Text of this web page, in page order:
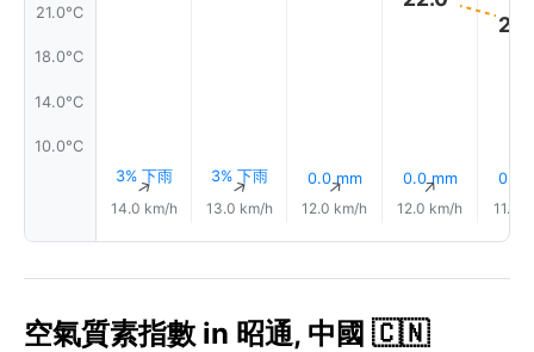
21.0°C
18.0°C
14.0°C
10.0°C
3% 下雨
↑
14.0 km/h
3% 下雨
↑
13.0 km/h
0.0 mm
↑
12.0 km/h
0.0 mm
↑
12.0 km/h
0.2
11.0
空氣質素指數 in 昭通, 中國 🇨🇳